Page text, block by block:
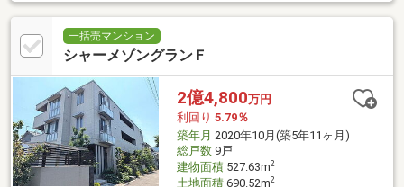
一括売マンション
シャーメゾングランＦ
2億4,800万円
利回り 5.79％
築年月 2020年10月(築5年11ヶ月)
総戸数9戸
建物面積527.63m2
土地面積690.52m2